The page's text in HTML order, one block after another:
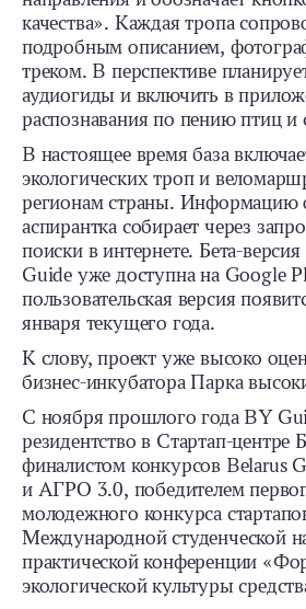
качества». Каждая тропа
подробным описанием,
треком. В перспективе
аудиогиды и включить в
распознавания по пению птиц
В настоящее время база
экологических троп и
регионам страны. Информацию
аспирантка собирает через
поиски в интернете. Бета-
Guide уже доступна на Google
пользовательская версия
января текущего года.
К слову, проект уже высоко
бизнес-инкубатора Парка
С ноября прошлого года BY
резидентство в Стартап-центре
финалистом конкурсов Belarus
и АГРО 3.0, победителем
молодежного конкурса
Международной студенческой
практической конференции
экологической культуры